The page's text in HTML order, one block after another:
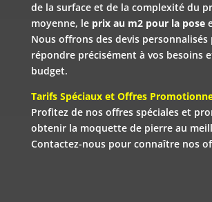
de la surface et de la complexité du
moyenne, le prix au m2 pour la pose
Nous offrons des devis personnalisés
répondre précisément à vos besoins
budget.
Tarifs Spéciaux et Offres
Profitez de nos offres spéciales et
obtenir la moquette de pierre au
Contactez-nous pour connaître nos